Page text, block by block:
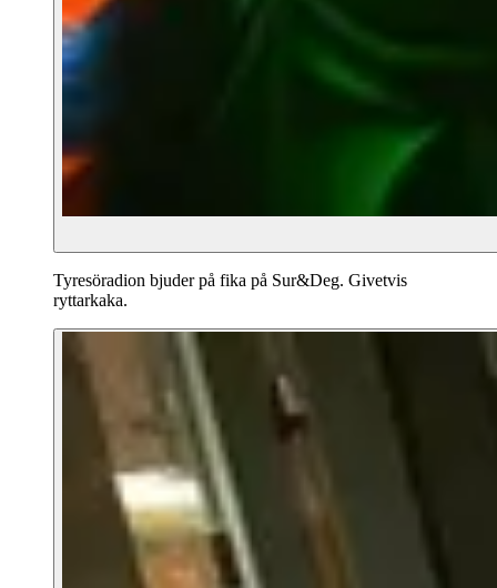
Tyresöradion bjuder på fika på Sur&Deg. Givetvis
ryttarkaka.